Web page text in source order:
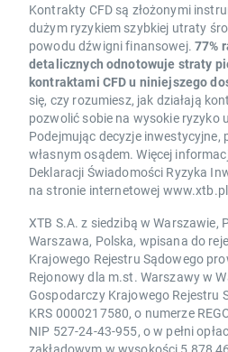
Kontrakty CFD są złożonymi
dużym ryzykiem szybkiej utraty
powodu dźwigni finansowej. 77%
detalicznych odnotowuje straty
kontraktami CFD u niniejszego
się, czy rozumiesz, jak działają
pozwolić sobie na wysokie ryzyko
Podejmując decyzje inwestycyjne,
własnym osądem. Więcej
Deklaracji Świadomości Ryzyka
na stronie internetowej
XTB S.A. z siedzibą w Warszawie,
Warszawa, Polska, wpisana do
Krajowego Rejestru Sądowego
Rejonowy dla m.st. Warszawy w
Gospodarczy Krajowego Rejestru
KRS 0000217580, o numerze
NIP 527-24-43-955, o w pełni